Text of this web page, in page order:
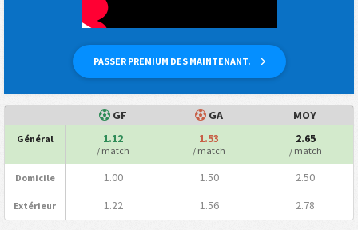
PASSER PREMIUM DES MAINTENANT.
GF GA MOY
Général 1.12
/ match
1.53
/ match
2.65
/ match
Domicile 1.00 1.50 2.50
Extérieur 1.22 1.56 2.78